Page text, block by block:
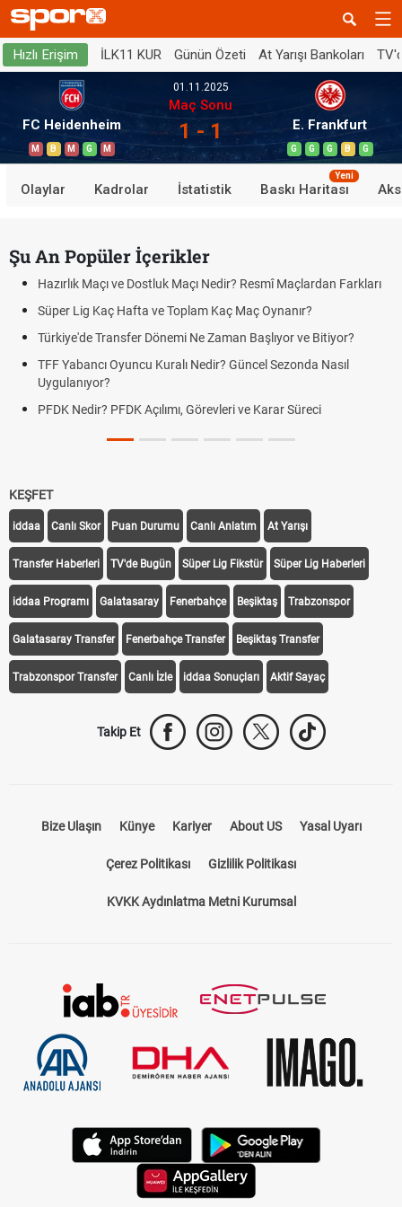
Hızlı Erişim İLK11 KUR Günün Özeti At Yarışı Bankoları
FC Heidenheim
M B M G M
01.11.2025
Maç Sonu
1 - 1 E. Frankfurt
G G G B G
Olaylar Kadrolar İstatistik Baskı Haritası
Yeni
Şu An Popüler İçerikler
Hazırlık Maçı ve Dostluk Maçı Nedir? Resmî Maçlardan Farkları
Süper Lig Kaç Hafta ve Toplam Kaç Maç Oynanır?
Türkiye'de Transfer Dönemi Ne Zaman Başlıyor ve Bitiyor?
TFF Yabancı Oyuncu Kuralı Nedir? Güncel Sezonda Nasıl
Uygulanıyor?
PFDK Nedir? PFDK Açılımı, Görevleri ve Karar Süreci
KEŞFET
iddaa Canlı Skor Puan Durumu Canlı Anlatım At Yarışı
Transfer Haberleri TV'de Bugün Süper Lig Fikstür Süper Lig Haberleri
iddaa Programı Galatasaray Fenerbahçe Beşiktaş Trabzonspor
Galatasaray Transfer Fenerbahçe Transfer Beşiktaş Transfer
Trabzonspor Transfer Canlı İzle iddaa Sonuçları Aktif Sayaç
Takip Et
Bize Ulaşın Künye Kariyer About US Yasal Uyarı
Çerez Politikası Gizlilik Politikası
KVKK Aydınlatma Metni Kurumsal